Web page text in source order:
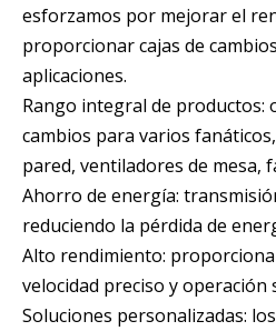
esforzamos por mejorar el
proporcionar cajas de
aplicaciones.
Rango integral de productos:
cambios para varios
pared, ventiladores de mesa,
Ahorro de energía:
reduciendo la pérdida de
Alto rendimiento:
velocidad preciso y operación
Soluciones personalizadas: